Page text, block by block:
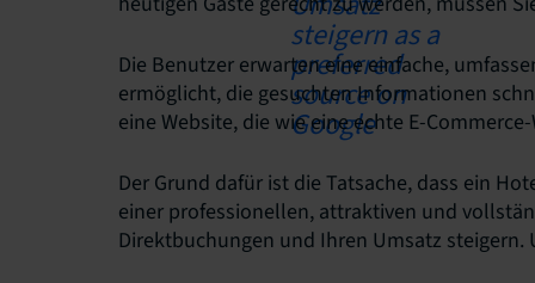
Die Benutzer erwarten eine einfache,
ermöglicht, die gesuchten Informationen
eine Website, die wie eine echte E-
Der Grund dafür ist die Tatsache, dass ein
einer professionellen, attraktiven und
Direktbuchungen und Ihren Umsatz steigern.